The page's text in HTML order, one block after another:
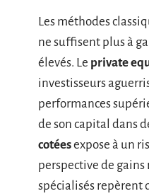
Les méthodes
ne suffisent plus à
élevés. Le private
investisseurs
performances
de son capital dans
cotéesexpose à un
perspective de gains
spécialisés repèrent